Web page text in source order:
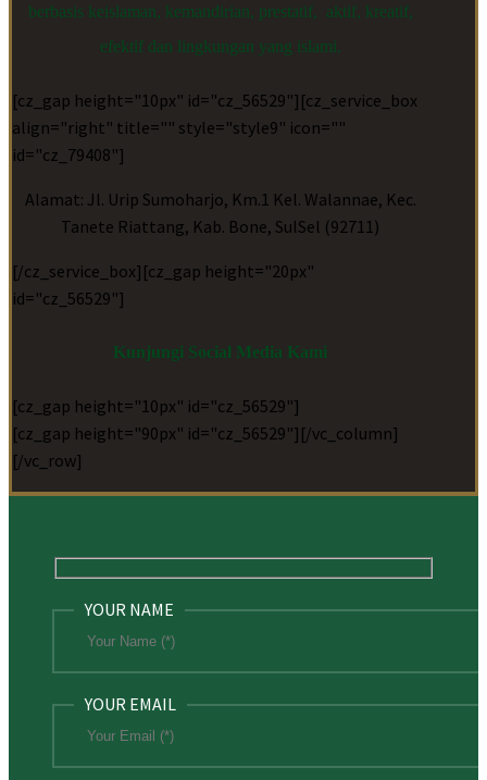
berbasis keislaman, kemandirian, prestatif, aktif, kreatif,
efektif dan lingkungan yang islami.
[cz_gap height="10px" id="cz_56529"][cz_service_box
align="right" title="" style="style9" icon=""
id="cz_79408"]
Alamat: Jl. Urip Sumoharjo, Km.1 Kel. Walannae, Kec.
Tanete Riattang, Kab. Bone, SulSel (92711)
[/cz_service_box][cz_gap height="20px"
id="cz_56529"]
Kunjungi Social Media Kami
[cz_gap height="10px" id="cz_56529"]
[cz_gap height="90px" id="cz_56529"][/vc_column]
[/vc_row]
YOUR NAME
YOUR EMAIL